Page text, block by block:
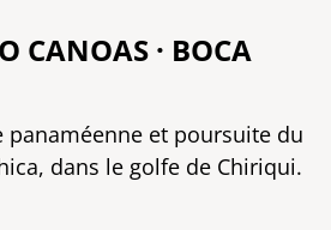
CANOAS · BOCA
et poursuite du
dans le golfe de Chiriqui.